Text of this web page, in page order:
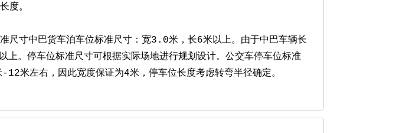
度。
尺寸中巴货车泊车位标准尺寸：宽3.0米，长6米以上。由于中巴车辆长
上。停车位标准尺寸可根据实际场地进行规划设计。公交车停车位标准
米左右，因此宽度保证为4米，停车位长度考虑转弯半径确定。